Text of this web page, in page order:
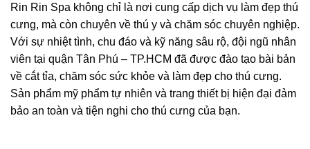
Rin Rin Spa không chỉ là nơi cung cấp dịch vụ làm đẹp thú
cưng, mà còn chuyên về thú y và chăm sóc chuyên nghiệp.
Với sự nhiệt tình, chu đáo và kỹ năng sâu rộ, đội ngũ nhân
viên tại quận Tân Phú – TP.HCM đã được đào tạo bài bản
về cắt tỉa, chăm sóc sức khỏe và làm đẹp cho thú cưng.
Sản phẩm mỹ phẩm tự nhiên và trang thiết bị hiện đại đảm
bảo an toàn và tiện nghi cho thú cưng của bạn.